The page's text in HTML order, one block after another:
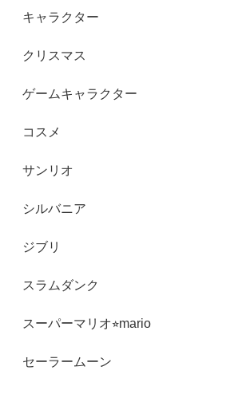
キャラクター
クリスマス
ゲームキャラクター
コスメ
サンリオ
シルバニア
ジブリ
スラムダンク
スーパーマリオ⭐︎mario
セーラームーン